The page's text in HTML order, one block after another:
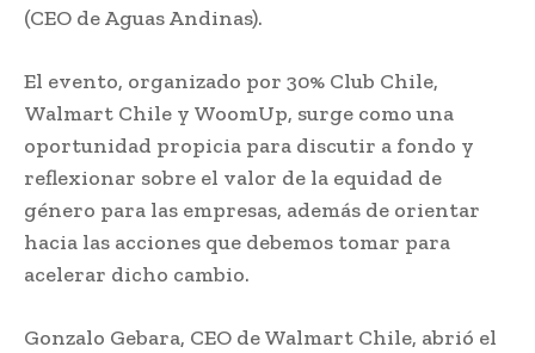
(CEO de Aguas Andinas).
El evento, organizado por 30% Club Chile,
Walmart Chile y WoomUp, surge como una
oportunidad propicia para discutir a fondo y
reflexionar sobre el valor de la equidad de
género para las empresas, además de orientar
hacia las acciones que debemos tomar para
acelerar dicho cambio.
Gonzalo Gebara, CEO de Walmart Chile, abrió el